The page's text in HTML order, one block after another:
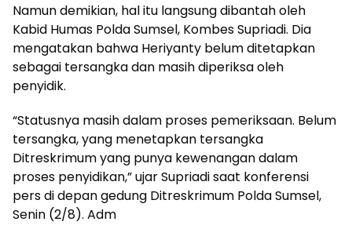
Namun demikian, hal itu langsung dibantah oleh
Kabid Humas Polda Sumsel, Kombes Supriadi. Dia
mengatakan bahwa Heriyanty belum ditetapkan
sebagai tersangka dan masih diperiksa oleh
penyidik.
“Statusnya masih dalam proses pemeriksaan. Belum
tersangka, yang menetapkan tersangka
Ditreskrimum yang punya kewenangan dalam
proses penyidikan,” ujar Supriadi saat konferensi
pers di depan gedung Ditreskrimum Polda Sumsel,
Senin (2/8). Adm